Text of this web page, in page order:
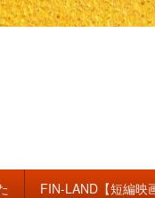
FIN-LAND【短編映